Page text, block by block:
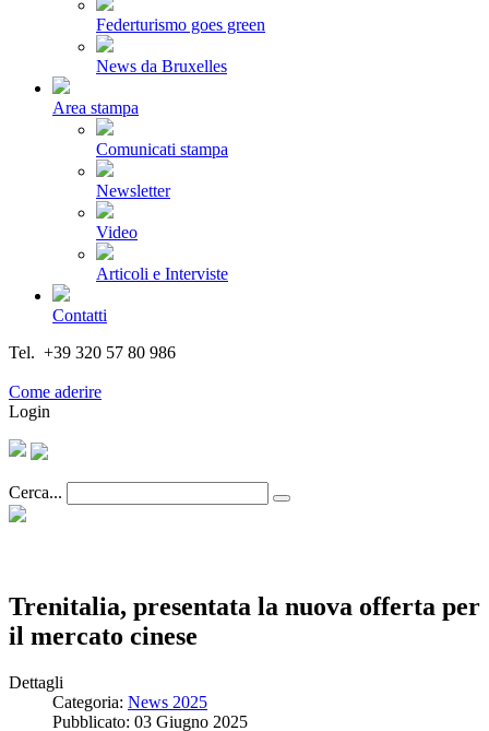
Federturismo goes green
News da Bruxelles
Area stampa
Comunicati stampa
Newsletter
Video
Articoli e Interviste
Contatti
Tel. +39 320 57 80 986
Come aderire
Login
Cerca...
Trenitalia, presentata la nuova offerta per
il mercato cinese
Dettagli
Categoria: News 2025
Pubblicato: 03 Giugno 2025